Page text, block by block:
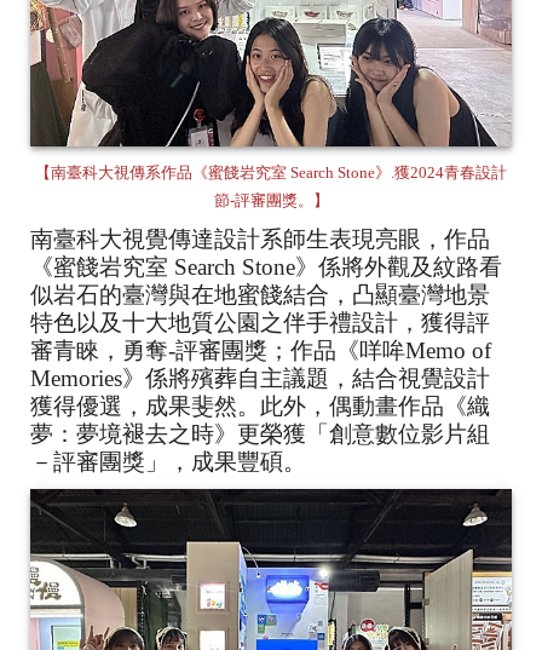
【南臺科大視傳系作品《蜜餞岩究室 Search Stone》.獲2024青春設計
節-評審團獎。】
南臺科大視覺傳達設計系師生表現亮眼，作品
《蜜餞岩究室 Search Stone》係將外觀及紋路看
似岩石的臺灣與在地蜜餞結合，凸顯臺灣地景
特色以及十大地質公園之伴手禮設計，獲得評
審青睞，勇奪-評審團獎；作品《咩哞Memo of
Memories》係將殯葬自主議題，結合視覺設計
獲得優選，成果斐然。此外，偶動畫作品《織
夢：夢境褪去之時》更榮獲「創意數位影片組
－評審團獎」，成果豐碩。